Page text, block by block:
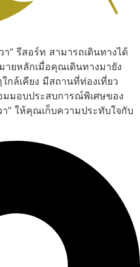
” รีสอร์ท สามารถเดินทางได้
ายหลักเมื่อคุณเดินทางมายัง
กล้เคียง มีสถานที่ท่องเที่ยว
มอบประสบการณ์พิเศษของ
” ให้คุณเก็บความประทับใจกับ